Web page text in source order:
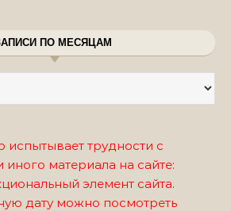
ПО МЕСЯЦАМ
испытывает трудности с
иного материала на сайте:
элемент сайта.
дату можно посмотреть